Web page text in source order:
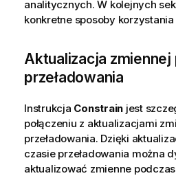
analitycznych. W kolejnych
konkretne sposoby korzystania
Aktualizacja zmiennej
przeładowania
Instrukcja Constrain jest
połączeniu z aktualizacjami
przeładowania. Dzięki
czasie przeładowania można
aktualizować zmienne